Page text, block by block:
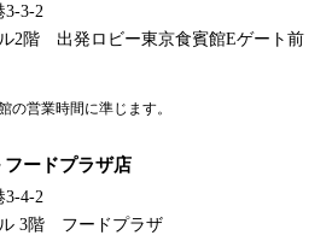
3-3-2
2階 出発ロビー東京食賓館Eゲート前
営業時間に準じます。
ードプラザ店
3-4-2
3階 フードプラザ